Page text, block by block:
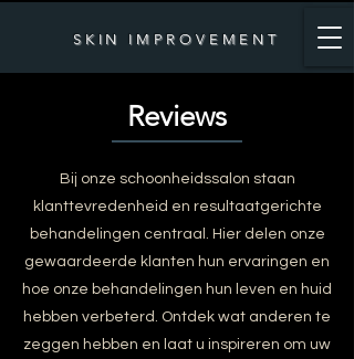
SKIN IMPROVEMENT
Reviews
Bij onze schoonheidssalon staan
klanttevredenheid en resultaatgerichte
behandelingen centraal. Hier delen onze
gewaardeerde klanten hun ervaringen en
hoe onze behandelingen hun leven en huid
hebben verbeterd. Ontdek wat anderen te
zeggen hebben en laat u inspireren om uw